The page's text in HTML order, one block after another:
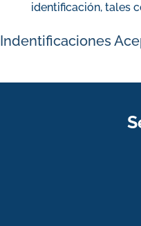
identificación, tales
Indentificaciones